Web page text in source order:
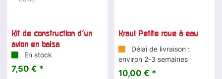
Kit de construction d'un
avion en balsa
En stock
7,50 € *
Kraul Petite roue à eau
Délai de livraison :
environ 2-3 semaines
10,00 € *